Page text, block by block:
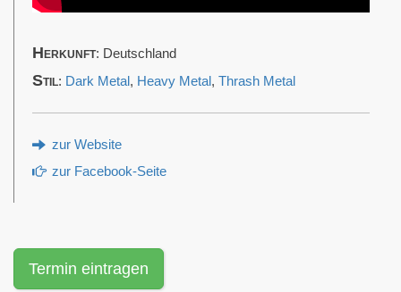
Herkunft: Deutschland
Stil: Dark Metal , Heavy Metal , Thrash Metal
zur Website
zur Facebook-Seite
Termin eintragen